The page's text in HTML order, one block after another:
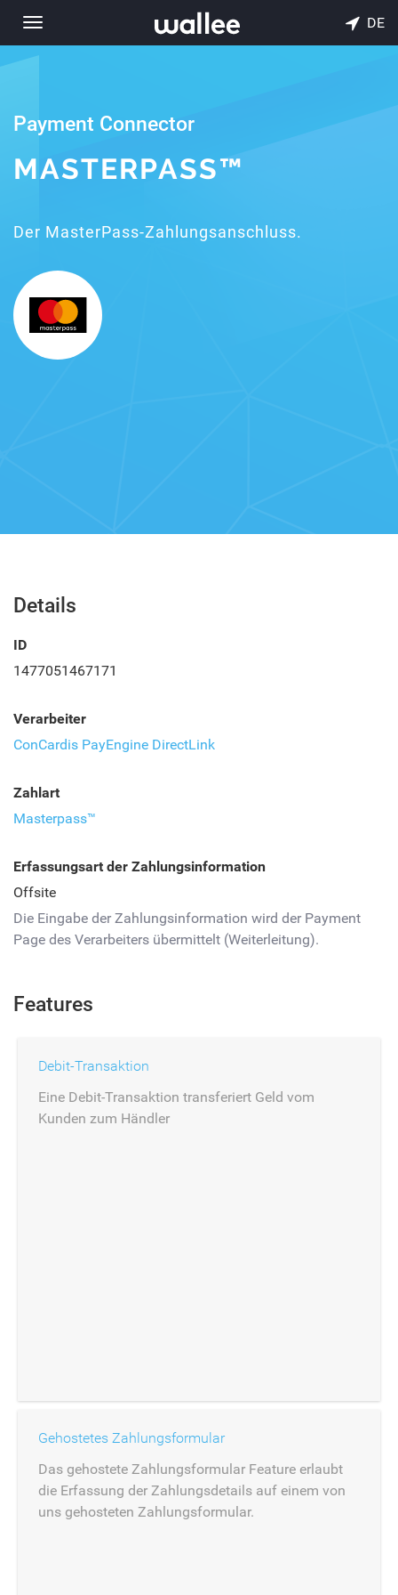
Toggle
navigation
DE
Payment Connector
MASTERPASS™
Der MasterPass-Zahlungsanschluss.
Details
ID
1477051467171
Verarbeiter
ConCardis PayEngine DirectLink
Zahlart
Masterpass™
Erfassungsart der Zahlungsinformation
Offsite
Die Eingabe der Zahlungsinformation wird der Payment
Page des Verarbeiters übermittelt (Weiterleitung).
Features
Debit-Transaktion
Eine Debit-Transaktion transferiert Geld vom
Kunden zum Händler
Gehostetes Zahlungsformular
Das gehostete Zahlungsformular Feature erlaubt
die Erfassung der Zahlungsdetails auf einem von
uns gehosteten Zahlungsformular.